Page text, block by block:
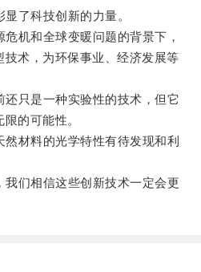
了科技创新的力量。
机和全球变暖问题的背景下，
术，为环保事业、经济发展等
只是一种实验性的技术，但它
的可能性。
材料的光学特性有待发现和利
们相信这些创新技术一定会更